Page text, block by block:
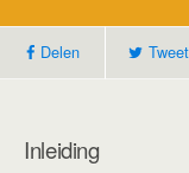
Delen Tweet
Inleiding